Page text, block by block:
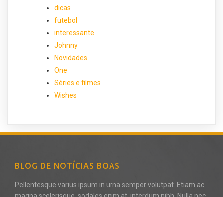
dicas
futebol
interessante
Johnny
Novidades
One
Séries e filmes
Wishes
BLOG DE NOTÍCIAS BOAS
Pellentesque varius ipsum in urna semper volutpat. Etiam ac
magna scelerisque, sodales enim at, interdum nibh. Nulla nec